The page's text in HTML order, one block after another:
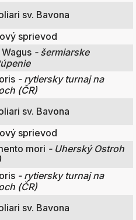
sv. Bavona
sprievod
Wagus - šermiarske
- rytiersky turnaj na
(ČR)
sv. Bavona
sprievod
mori - Uherský Ostroh
- rytiersky turnaj na
(ČR)
sv. Bavona